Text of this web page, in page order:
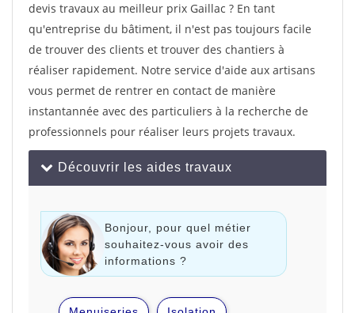
devis travaux au meilleur prix Gaillac ? En tant
qu'entreprise du bâtiment, il n'est pas toujours facile
de trouver des clients et trouver des chantiers à
réaliser rapidement. Notre service d'aide aux artisans
vous permet de rentrer en contact de manière
instantannée avec des particuliers à la recherche de
professionnels pour réaliser leurs projets travaux.